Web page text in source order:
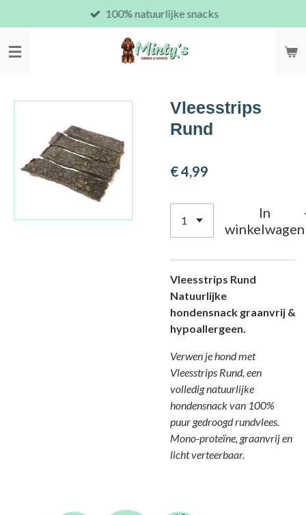
direct
naar
100% natuurlijke snacks
Vleesstrips
Rund
€ 4,99
In
winkelwagen
Vleesstrips Rund
Natuurlijke
hondensnack graanvrij &
hypoallergeen.
Verwen je hond met
Vleesstrips Rund, een
volledig natuurlijke
hondensnack van 100%
puur gedroogd rundvlees.
Mono-proteïne, graanvrij en
licht verteerbaar.